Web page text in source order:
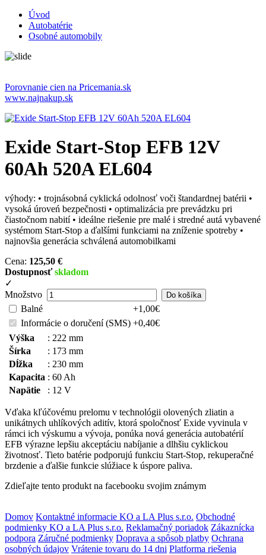
Úvod
Autobatérie
Osobné automobily
Porovnanie cien na Pricemania.sk
www.najnakup.sk
Exide Start-Stop EFB 12V
60Ah 520A EL604
výhody: • trojnásobná cyklická odolnosť voči štandardnej batérii •
vysoká úroveń bezpečnosti • optimalizácia pre prevádzku pri
čiastočnom nabití • ideálne riešenie pre malé i stredné autá vybavené
systémom Start-Stop a ďalšími funkciami na zníženie spotreby •
najnovšia generácia schválená automobilkami
Cena: 125,50 €
Dostupnosť skladom
✓
Množstvo
Balné
+1,00€
Informácie o doručení (SMS) +0,40€
Výška
: 222 mm
Šírka
: 173 mm
Dĺžka
: 230 mm
Kapacita : 60 Ah
Napätie
: 12 V
Vďaka kľúčovému prelomu v technológii olovených zliatin a
unikátnych uhlíkových aditív, ktorá spoločnosť Exide vyvinula v
rámci ich výskumu a vývoja, ponúka nová generácia autobatérií
EFB výrazne lepšiu akceptáciu nabíjanie a dlhšiu cyklickou
životnosť. Tieto batérie podporujú funkciu Start-Stop, rekuperačné
brzdenie a ďalšie funkcie slúžiace k úspore paliva.
Zdieľajte tento produkt na facebooku svojim známym
Domov Kontaktné informacie KO a LA Plus s.r.o. Obchodné
podmienky KO a LA Plus s.r.o. Reklamačný poriadok Zákaznícka
podpora Záručné podmienky Doprava a spôsob platby Ochrana
osobných údajov Vrátenie tovaru do 14 dni Platforma riešenia